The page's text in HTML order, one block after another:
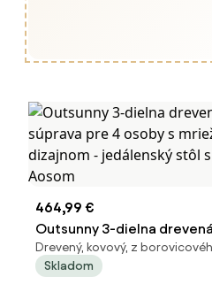
464,99 €
Outsunny 3-dielna
súprava pre 4 osoby s
dizajnom - jedálenský stôl
Drevený, kovový, z
Skladom